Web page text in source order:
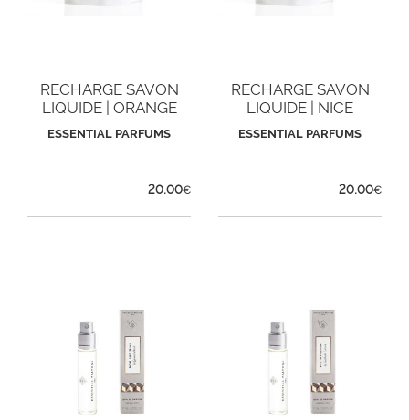
RECHARGE SAVON
LIQUIDE | ORANGE
SANTAL
ESSENTIAL PARFUMS
20,00€
RECHARGE SAVON
LIQUIDE | NICE
BERGAMOTE
ESSENTIAL PARFUMS
20,00€